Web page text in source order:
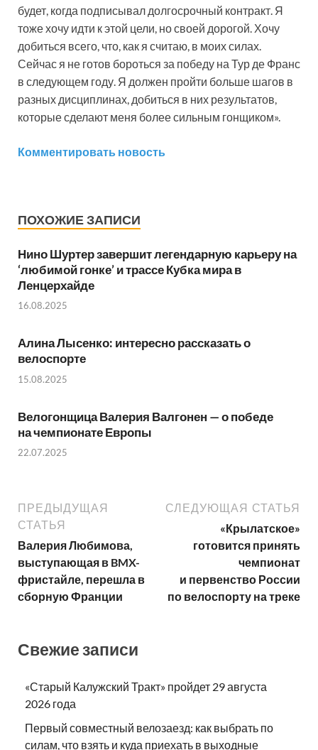
будет, когда подписывал долгосрочный контракт. Я
тоже хочу идти к этой цели, но своей дорогой. Хочу
добиться всего, что, как я считаю, в моих силах.
Сейчас я не готов бороться за победу на Тур де Франс
в следующем году. Я должен пройти больше шагов в
разных дисциплинах, добиться в них результатов,
которые сделают меня более сильным гонщиком».
Комментировать новость
ПОХОЖИЕ ЗАПИСИ
Нино Шуртер завершит легендарную карьеру на
‘любимой гонке’ и трассе Кубка мира в
Ленцерхайде
16.08.2025
Алина Лысенко: интересно рассказать о
велоспорте
15.08.2025
Велогонщица Валерия Валгонен — о победе
на чемпионате Европы
22.07.2025
ПРЕДЫДУЩАЯ
СТАТЬЯ
Валерия Любимова,
выступающая в BMX-
фристайле, перешла в
сборную Франции
СЛЕДУЮЩАЯ СТАТЬЯ
«Крылатское»
готовится принять
чемпионат
и первенство России
по велоспорту на треке
Свежие записи
«Старый Калужский Тракт» пройдет 29 августа
2026 года
Первый совместный велозаезд: как выбрать по
силам, что взять и куда приехать в выходные